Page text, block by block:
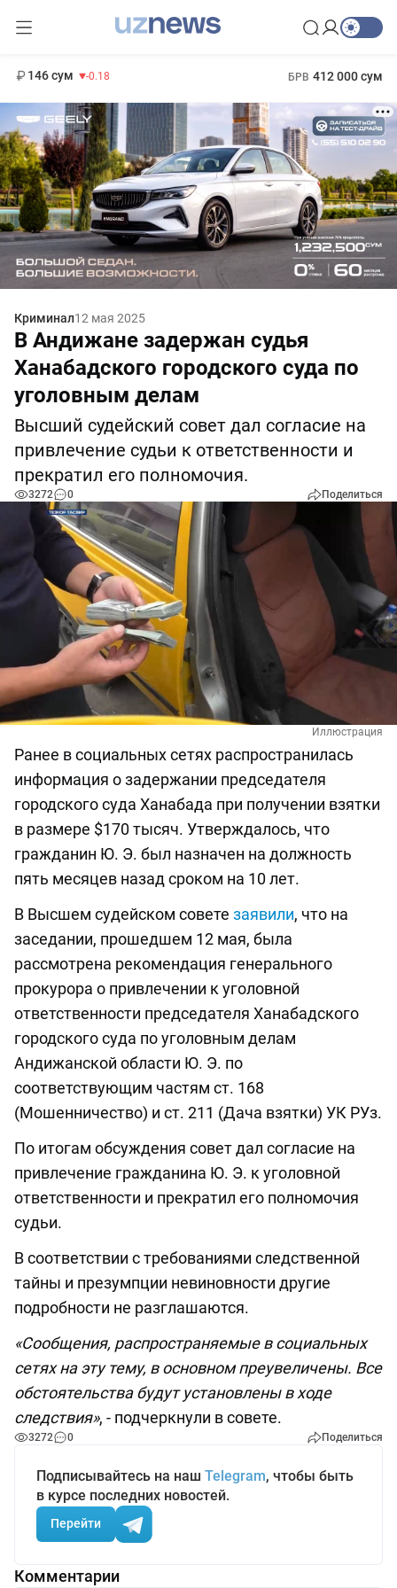
146 сум -0.18 БРВ 412 000 сум
Криминал12 мая 2025
В Андижане задержан судья
Ханабадского городского суда по
уголовным делам
Высший судейский совет дал согласие на
привлечение судьи к ответственности и
прекратил его полномочия.
3272 0 Поделиться
Иллюстрация
Ранее в социальных сетях распространилась
информация о задержании председателя
городского суда Ханабада при получении взятки
в размере $170 тысяч. Утверждалось, что
гражданин Ю. Э. был назначен на должность
пять месяцев назад сроком на 10 лет.
В Высшем судейском совете заявили, что на
заседании, прошедшем 12 мая, была
рассмотрена рекомендация генерального
прокурора о привлечении к уголовной
ответственности председателя Ханабадского
городского суда по уголовным делам
Андижанской области Ю. Э. по
соответствующим частям ст. 168
(Мошенничество) и ст. 211 (Дача взятки) УК РУз.
По итогам обсуждения совет дал согласие на
привлечение гражданина Ю. Э. к уголовной
ответственности и прекратил его полномочия
судьи.
В соответствии с требованиями следственной
тайны и презумпции невиновности другие
подробности не разглашаются.
«Сообщения, распространяемые в социальных
сетях на эту тему, в основном преувеличены. Все
обстоятельства будут установлены в ходе
следствия», - подчеркнули в совете.
3272 0 Поделиться
Подписывайтесь на наш Telegram, чтобы быть
в курсе последних новостей.
Перейти
Комментарии